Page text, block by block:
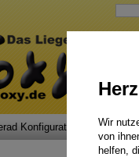
Konfigurator
Wir
von
helfen,